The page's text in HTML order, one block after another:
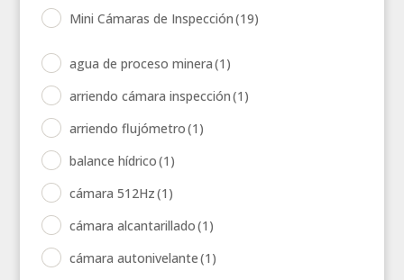
Mini Cámaras de Inspección(19)
agua de proceso minera(1)
arriendo cámara inspección(1)
arriendo flujómetro(1)
balance hídrico(1)
cámara 512Hz(1)
cámara alcantarillado(1)
cámara autonivelante(1)